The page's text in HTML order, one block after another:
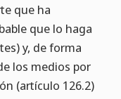
que ha
que lo haga
y, de forma
los medios por
(artículo 126.2)